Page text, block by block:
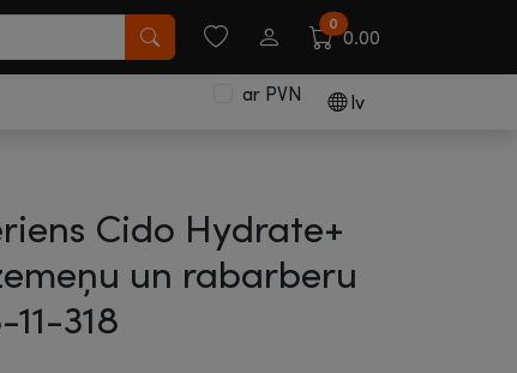
0
0.00
ar PVN lv
Cido Hydrate+
un rabarberu
11-318